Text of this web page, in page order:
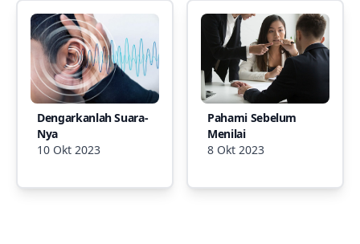
Dengarkanlah Suara-
Nya
10 Okt 2023
Pahami Sebelum
Menilai
8 Okt 2023